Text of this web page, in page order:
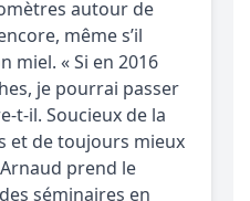
autour de
même s’il
miel. « Si en 2016
je pourrai passer
t-il. Soucieux de la
et de toujours mieux
prend le
séminaires en